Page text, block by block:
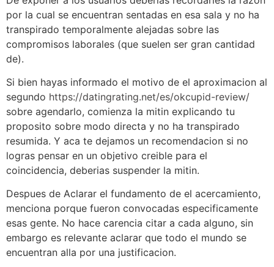
por la cual se encuentran sentadas en esa sala y no ha
transpirado temporalmente alejadas sobre las
compromisos laborales (que suelen ser gran cantidad
de).
Si bien hayas informado el motivo de el aproximacion al
segundo https://datingrating.net/es/okcupid-review/
sobre agendarlo, comienza la mitin explicando tu
proposito sobre modo directa y no ha transpirado
resumida. Y aca te dejamos un recomendacion si no
logras pensar en un objetivo creible para el
coincidencia, deberias suspender la mitin.
Despues de Aclarar el fundamento de el acercamiento,
menciona porque fueron convocadas especificamente
esas gente. No hace carencia citar a cada alguno, sin
embargo es relevante aclarar que todo el mundo se
encuentran alla por una justificacion.